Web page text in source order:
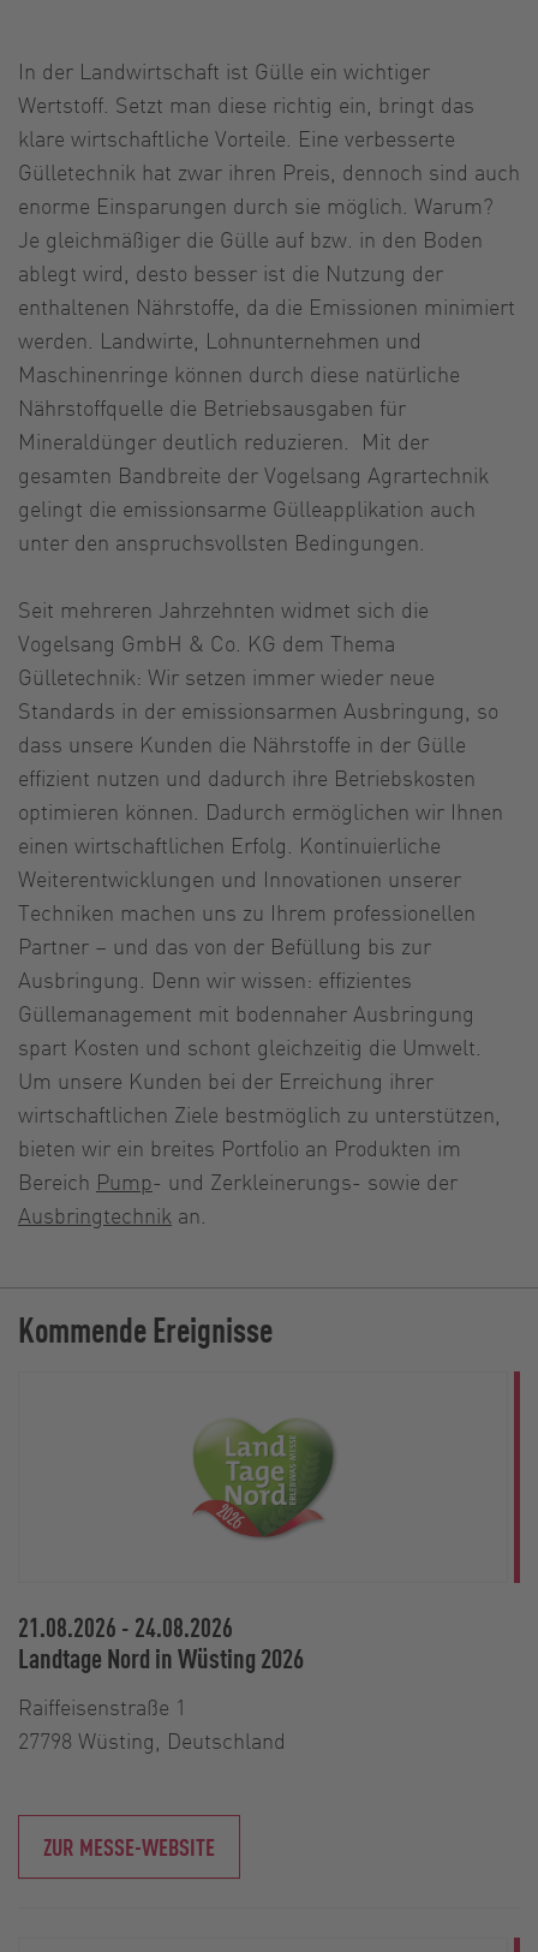
In der Landwirtschaft ist Gülle ein wichtiger
Wertstoff. Setzt man diese richtig ein, bringt das
klare wirtschaftliche Vorteile. Eine verbesserte
Gülletechnik hat zwar ihren Preis, dennoch sind auch
enorme Einsparungen durch sie möglich. Warum?
Je gleichmäßiger die Gülle auf bzw. in den Boden
ablegt wird, desto besser ist die Nutzung der
enthaltenen Nährstoffe, da die Emissionen minimiert
werden. Landwirte, Lohnunternehmen und
Maschinenringe können durch diese natürliche
Nährstoffquelle die Betriebsausgaben für
Mineraldünger deutlich reduzieren. Mit der
gesamten Bandbreite der Vogelsang Agrartechnik
gelingt die emissionsarme Gülleapplikation auch
unter den anspruchsvollsten Bedingungen.
Seit mehreren Jahrzehnten widmet sich die
Vogelsang GmbH & Co. KG dem Thema
Gülletechnik: Wir setzen immer wieder neue
Standards in der emissionsarmen Ausbringung, so
dass unsere Kunden die Nährstoffe in der Gülle
effizient nutzen und dadurch ihre Betriebskosten
optimieren können. Dadurch ermöglichen wir Ihnen
einen wirtschaftlichen Erfolg. Kontinuierliche
Weiterentwicklungen und Innovationen unserer
Techniken machen uns zu Ihrem professionellen
Partner – und das von der Befüllung bis zur
Ausbringung. Denn wir wissen: effizientes
Güllemanagement mit bodennaher Ausbringung
spart Kosten und schont gleichzeitig die Umwelt.
Um unsere Kunden bei der Erreichung ihrer
wirtschaftlichen Ziele bestmöglich zu unterstützen,
bieten wir ein breites Portfolio an Produkten im
Bereich Pump- und Zerkleinerungs- sowie der
Ausbringtechnik an.
Kommende Ereignisse
21.08.2026 - 24.08.2026
Landtage Nord in Wüsting 2026
Raiffeisenstraße 1
27798 Wüsting, Deutschland
ZUR MESSE-WEBSITE